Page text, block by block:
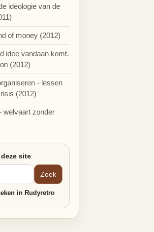
ideologie van de
of money (2012)
idee vandaan komt.
(2012)
- lessen
(2012)
welvaart zonder
site
in Rudyretro